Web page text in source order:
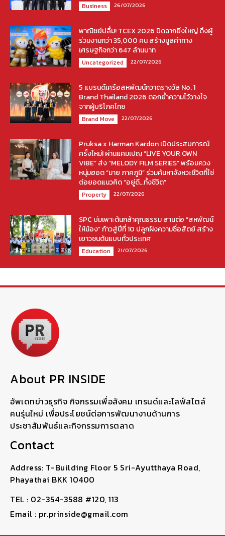
Business 26/07/2026
พาณิชย์ปลื้ม! TCEX 2026 ปิดฉากยิ่งใหญ่ ดึงผู้
ร่วมงานกว่า 35,000 คน สร้างมูลค่าทาง
เศรษฐกิจกว่า 647 ล้านบาท
Uncategorized 22/07/2026
5 แบรนด์เครือสหพัฒน์กวาดรางวัล No. 1
Brand Thailand 2026 ตอกย้ำความไว้วางใจ
จากผู้บริโภคไทย
Brand Move 22/07/2026
Pruksa x Harman Kardon เปิดประสบการณ์
ครั้งใหม่! ผ่านแคมเปญ “LIVE YOUR OWN
VIBE” ส่ง “MELODY FILM SERIES” พร้อมควง
หนุ่มฮอต “มาย ภาคภูมิ” ร่วมค้นหาจังหวะชีวิตที่ใช่
ต่อยอดแนวคิด “อยู่ดี…ทั้งชีวิต”
Property 22/07/2026
SPC บ่มเพาะต้นกล้าคุณธรรม สานต่อ “สหพัฒน์
ให้น้อง” ก้าวสู่ปีที่ 10 ปลูกฝังความซื่อสัตย์ สร้าง
เยาวชนต้นแบบทั่วประเทศ
Education 21/07/2026
About PR INSIDE
อัพเดทข่าวธุรกิจ กิจกรรมเพื่อสังคม เทรนด์และไลฟ์สไตล์
คนรุ่นใหม่ เพื่อประโยชน์ต่อการพัฒนางานด้านการ
ประชาสัมพันธ์และกิจกรรมการตลาด
Contact
Address: T-Building Floor 5 Sri-Ayutthaya Road,
Phayathai BKK 10400
TEL : 02-354-3588 #120, 113
Email : pr.prinside@gmail.com